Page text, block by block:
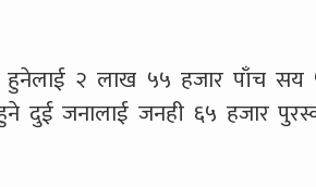
हुनेलाई २ लाख ५५ हजार पाँच सय
दुई जनालाई जनही ६५ हजार